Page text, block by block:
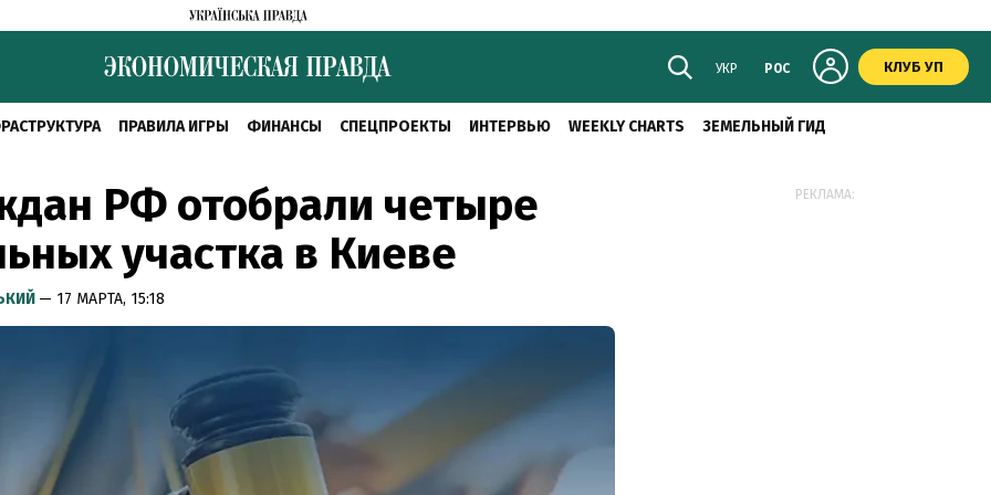
УКР РОС КЛУБ УП
ПРАВИЛА ИГРЫ ФИНАНСЫ СПЕЦПРОЕКТЫ ИНТЕРВЬЮ WEEKLY CHARTS ЗЕМЕЛЬНЫЙ ГИД
РФ отобрали четыре
участка в Киеве
— 17 МАРТА, 15:18
РЕКЛАМА: